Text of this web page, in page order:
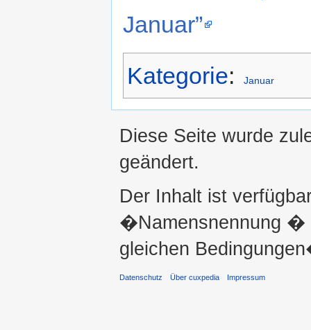
Januar”
Kategorie: Januar
Diese Seite wurde
geändert.
Der Inhalt ist
�Namensnennung �
gleichen
Datenschutz Über cuxpedia Impressum